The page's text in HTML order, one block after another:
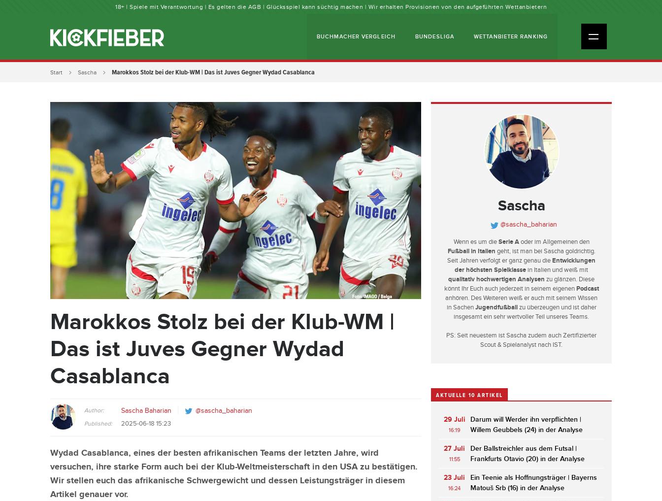
18+ | Spiele mit Verantwortung | Es gelten die AGB | Glücksspiel kann süchtig machen | Wir erhalten Provisionen von den aufgeführten Wettanbietern
BUCHMACHER VERGLEICH BUNDESLIGA WETTANBIETER RANKING
Start Sascha Marokkos Stolz bei der Klub-WM | Das ist Juves Gegner Wydad Casablanca
Marokkos Stolz bei der Klub-WM |
Das ist Juves Gegner Wydad
Casablanca
Author: Sascha Baharian @sascha_baharian
Published: 2025-06-18 15:23
Wydad Casablanca, eines der besten afrikanischen Teams der letzten Jahre, wird
versuchen, ihre starke Form auch bei der Klub-Weltmeisterschaft in den USA zu bestätigen.
Wir stellen euch das afrikanische Schwergewicht und dessen Leistungsträger in diesem
Artikel genauer vor.
Sascha
@sascha_baharian
Wenn es um dieSerie Aoder im Allgemeinen den
Fußball in Italien geht, ist man bei Sascha goldrichtig.
Seit Jahren verfolgt er ganz genau die Entwicklungen
der höchsten Spielklasse in Italien und weiß mit
qualitativ hochwertigen Analysen zu glänzen. Diese
könnt Ihr Euch auch jederzeit in seinem eigenen Podcast
anhören. Des Weiteren weiß er auch mit seinem Wissen
in SachenJugendfußballzu überzeugen und ist daher
insgesamt ein sehr wertvoller Teil unseres Teams.
PS: Seit neuestem ist Sascha zudem auch Zertifizierter
Scout & Spielanalyst nach IST.
AKTUELLE 10 ARTIKEL
29 Juli
16:19
Darum will Werder ihn verpflichten |
Willem Geubbels (24) in der Analyse
27 Juli
11:55
Der Ballstreichler aus dem Futsal |
Frankfurts Otavio (20) in der Analyse
23 Juli
16:24
Ein Teenie als Hoffnungsträger | Bayerns
Matouš Srb (16) in der Analyse